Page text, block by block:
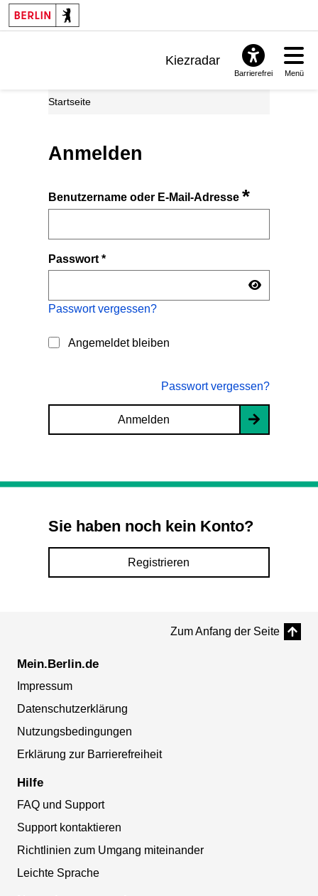
Kiezradar
Barrierefrei Menü
Startseite
Anmelden
Benutzername oder E-Mail-Adresse*
Passwort*
Passwort vergessen?
Angemeldet bleiben
Passwort vergessen?
Anmelden
Sie haben noch kein Konto?
Registrieren
Zum Anfang der Seite
Mein.Berlin.de
Impressum
Datenschutzerklärung
Nutzungsbedingungen
Erklärung zur Barrierefreiheit
Hilfe
FAQ und Support
Support kontaktieren
Richtlinien zum Umgang miteinander
Leichte Sprache